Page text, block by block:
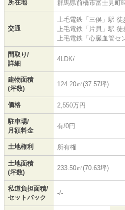
所在地 群馬県前橋市富士見町
交通
上毛電鉄 「 三俣 」駅 徒
上毛電鉄 「 片貝 」駅 徒
上毛電鉄 「 心臓血管セ
間取り/
詳細
4LDK/
建物面積
(坪数)
124.20㎡(37.57坪)
価格 2,550万円
駐車場/
月額料金
有/0円
土地権利 所有権
土地面積
(坪数)
233.50㎡(70.63坪)
私道負担面積/
セットバック
-/-